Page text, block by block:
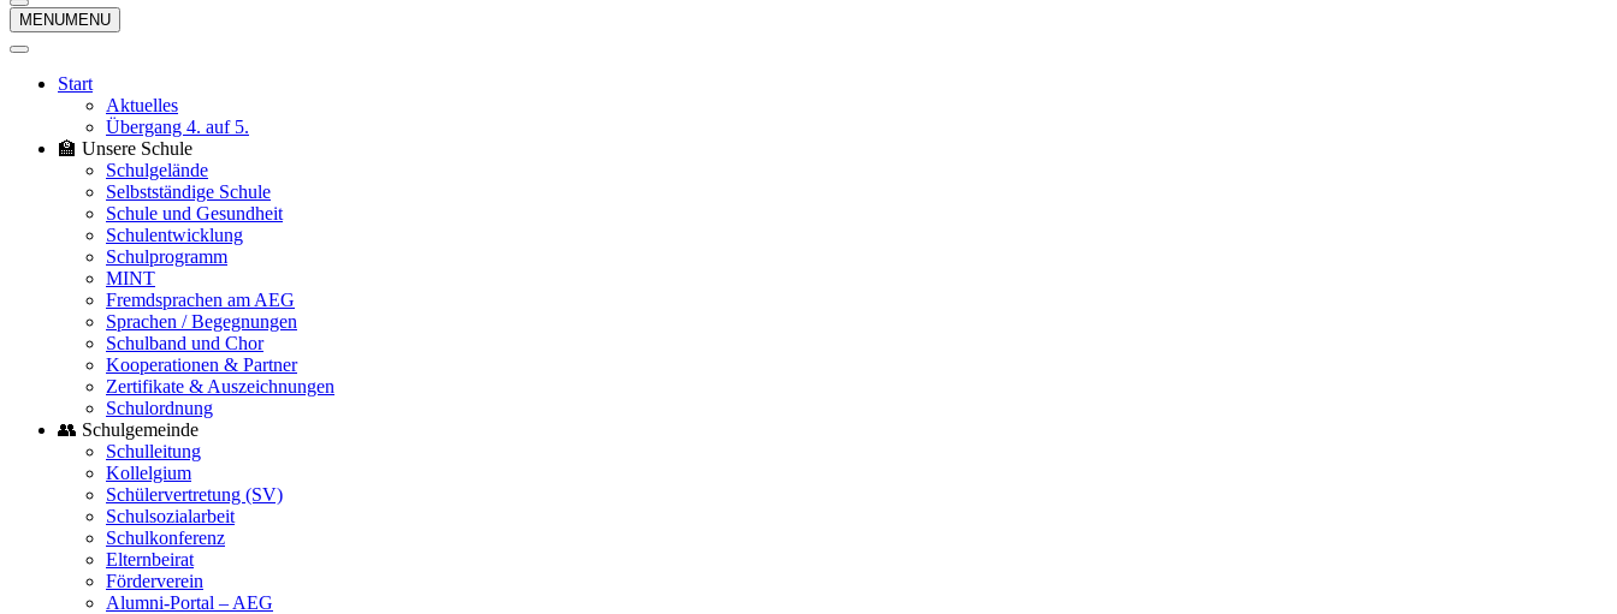
Navigationsmenü
MENUMENU
Start
Aktuelles
Übergang 4. auf 5.
🏫 Unsere Schule
Schulgelände
Selbstständige Schule
Schule und Gesundheit
Schulentwicklung
Schulprogramm
MINT
Fremdsprachen am AEG
Sprachen / Begegnungen
Schulband und Chor
Kooperationen & Partner
Zertifikate & Auszeichnungen
Schulordnung
👥 Schulgemeinde
Schulleitung
Kollelgium
Schülervertretung (SV)
Schulsozialarbeit
Schulkonferenz
Elternbeirat
Förderverein
Alumni-Portal – AEG